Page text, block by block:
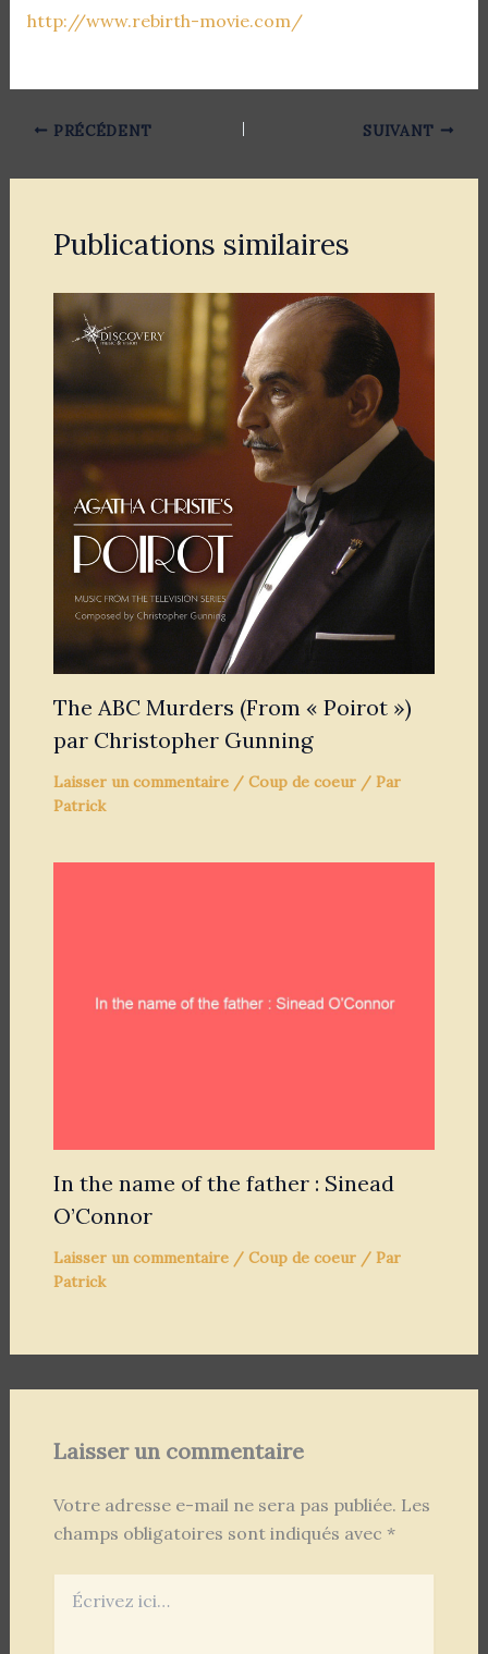
http://www.rebirth-movie.com/
PRÉCÉDENT SUIVANT
Publications similaires
The ABC Murders (From « Poirot »)
par Christopher Gunning
Laisser un commentaire / Coup de coeur/ Par
Patrick
In the name of the father : Sinead
O’Connor
Laisser un commentaire / Coup de coeur/ Par
Patrick
Laisser un commentaire
Votre adresse e-mail ne sera pas publiée. Les
champs obligatoires sont indiqués avec *
ici…